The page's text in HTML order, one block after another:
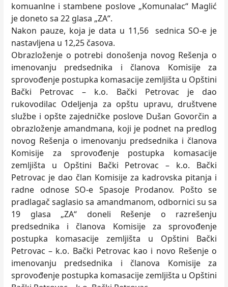
komuanlne i stambene poslove „Komunalac“ Maglić
je doneto sa 22 glasa „ZA“.
Nakon pauze, koja je data u 11,56 sednica SO-e je
nastavljena u 12,25 časova.
Obrazloženje o potrebi donošenja novog Rešenja o
imenovanju predsednika i članova Komisije za
sprovođenje postupka komasacije zemljišta u Opštini
Bački Petrovac – k.o. Bački Petrovac je dao
rukovodilac Odeljenja za opštu upravu, društvene
službe i opšte zajedničke poslove Dušan Govorčin a
obrazloženje amandmana, koji je podnet na predlog
novog Rešenja o imenovanju predsednika i članova
Komisije za sprovođenje postupka komasacije
zemljišta u Opštini Bački Petrovac – k.o. Bački
Petrovac je dao član Komisije za kadrovska pitanja i
radne odnose SO-e Spasoje Prodanov. Pošto se
pradlagač saglasio sa amandmanom, odbornici su sa
19 glasa „ZA“ doneli Rešenje o razrešenju
predsednika i članova Komisije za sprovođenje
postupka komasacije zemljišta u Opštini Bački
Petrovac – k.o. Bački Petrovac kao i novo Rešenje o
imenovanju predsednika i članova Komisije za
sprovođenje postupka komasacije zemljišta u Opštini